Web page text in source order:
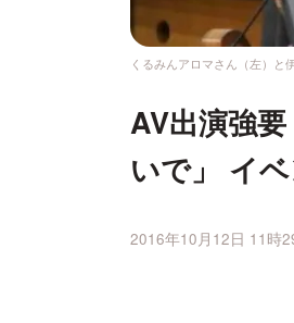
くるみんアロマさん（左）と
AV出演強
いで」 イ
2016年10月12日 11時